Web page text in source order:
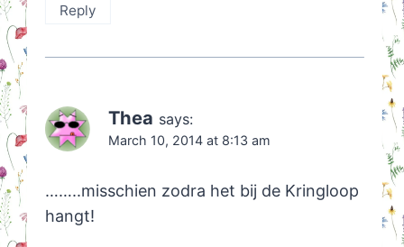
Reply
Thea says:
March 10, 2014 at 8:13 am
……..misschien zodra het bij de Kringloop
hangt!